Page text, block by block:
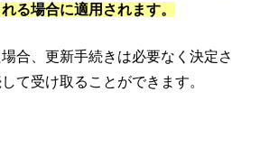
る場合に適用されます。
合、更新手続きは必要なく決定さ
て受け取ることができます。